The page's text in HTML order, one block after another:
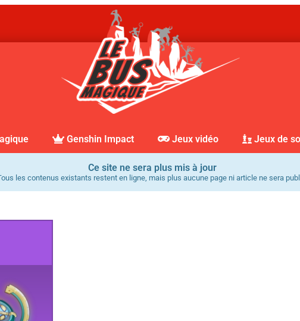
Genshin Impact Jeux vidéo Jeux de
Ce site ne sera plus mis à jour
les contenus existants restent en ligne, mais plus aucune page ni article ne sera